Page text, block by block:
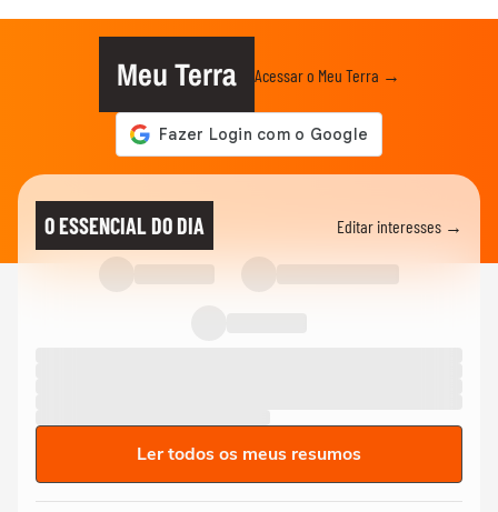
Meu Terra Acessar o Meu Terra →
O ESSENCIAL DO DIA Editar interesses →
Ler todos os meus resumos